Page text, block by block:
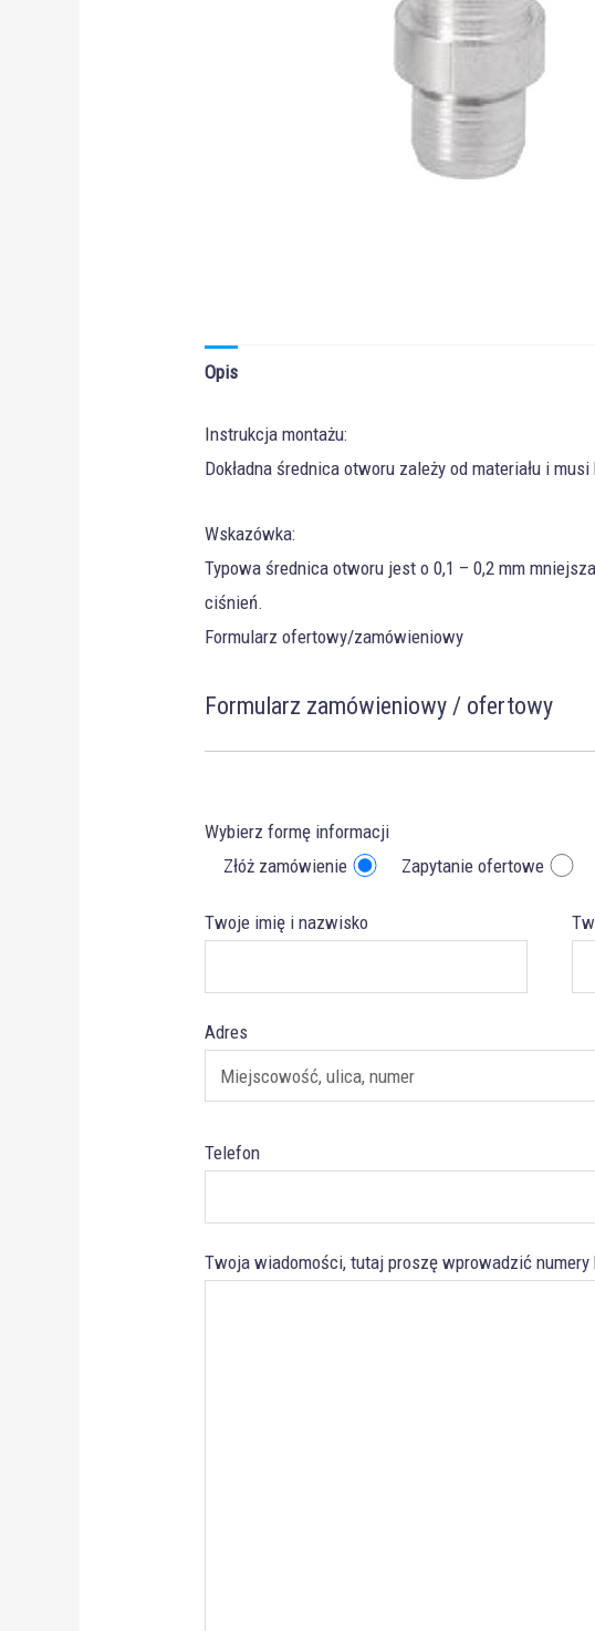
Opis
Instrukcja montażu:
Dokładna średnica otworu zależy od materiału i
Wskazówka:
Typowa średnica otworu jest o 0,1 – 0,2 mm
ciśnień.
Formularz ofertowy/zamówieniowy
Formularz zamówieniowy / ofertowy
Wybierz formę informacji
Złóż zamówienie
Zapytanie ofertowe
Twoje imię i nazwisko
Adres
Telefon
Twoja wiadomości, tutaj proszę wprowadzić